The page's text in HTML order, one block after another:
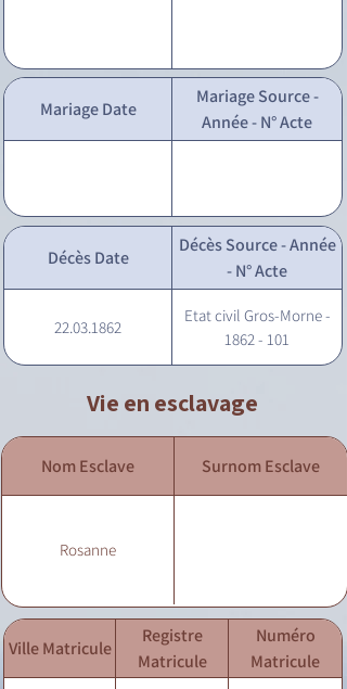
Mariage Date
Mariage Source -
Année - N° Acte
Décès Date
Décès Source - Année
- N° Acte
22.03.1862
Etat civil Gros-Morne -
1862 - 101
Vie en esclavage
Nom Esclave Surnom Esclave
Rosanne
Ville Matricule
Registre
Matricule
Numéro
Matricule